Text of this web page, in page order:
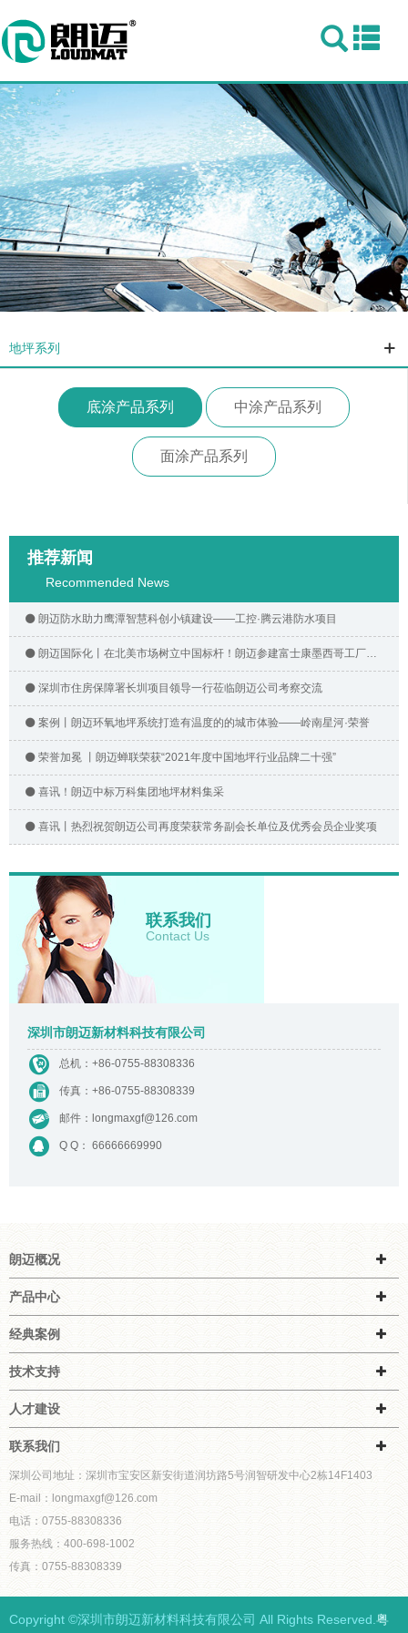
地坪系列
底涂产品系列 中涂产品系列
面涂产品系列
推荐新闻
Recommended News
朗迈防水助力鹰潭智慧科创小镇建设——工控·腾云港防水项目
朗迈国际化丨在北美市场树立中国标杆！朗迈参建富士康墨西哥工厂建设
深圳市住房保障署长圳项目领导一行莅临朗迈公司考察交流
案例丨朗迈环氧地坪系统打造有温度的的城市体验——岭南星河·荣誉
荣誉加冕 丨朗迈蝉联荣获“2021年度中国地坪行业品牌二十强”
喜讯！朗迈中标万科集团地坪材料集采
喜讯丨热烈祝贺朗迈公司再度荣获常务副会长单位及优秀会员企业奖项
联系我们
Contact Us
深圳市朗迈新材料科技有限公司
总机： +86-0755-88308336
传真：+86-0755-88308339
邮件： longmaxgf@126.com
Q Q： 66666669990
朗迈概况
产品中心
经典案例
技术支持
人才建设
联系我们
深圳公司地址：深圳市宝安区新安街道润坊路5号润智研发中心2栋14F1403
E-mail：longmaxgf@126.com
电话：0755-88308336
服务热线：400-698-1002
传真：0755-88308339
Copyright ©深圳市朗迈新材料科技有限公司 All Rights Reserved. 粤